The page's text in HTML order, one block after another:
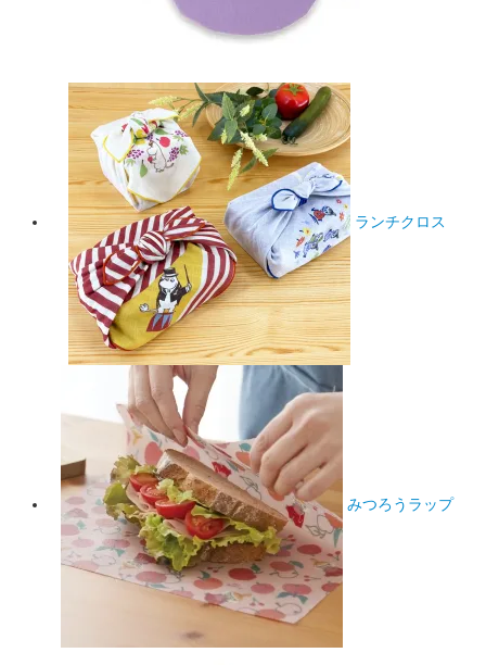
ランチクロス
みつろうラップ